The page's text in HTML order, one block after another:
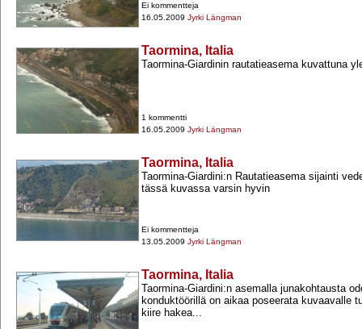
Ei kommentteja
16.05.2009 Jyrki Längman
Taormina, Italia
Taormina-​Giardinin rautatieasema kuvattuna
1 kommentti
16.05.2009 Jyrki Längman
Taormina, Italia
Taormina-​Giardini:n Rautatieasema sijainti
tässä kuvassa varsin hyvin
Ei kommentteja
13.05.2009 Jyrki Längman
Taormina, Italia
Taormina-​Giardini:n asemalla junakohtausta
konduktöörillä on aikaa poseerata kuvaavalle
kiire hakea...